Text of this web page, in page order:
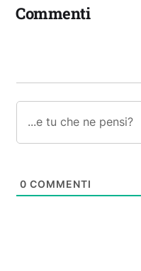
Commenti
0 COMMENTI